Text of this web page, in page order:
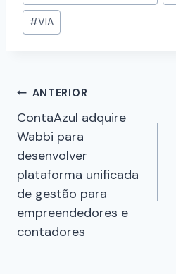
#VIA
ANTERIOR
ContaAzul adquire
Wabbi para
desenvolver
plataforma unificada
de gestão para
empreendedores e
contadores